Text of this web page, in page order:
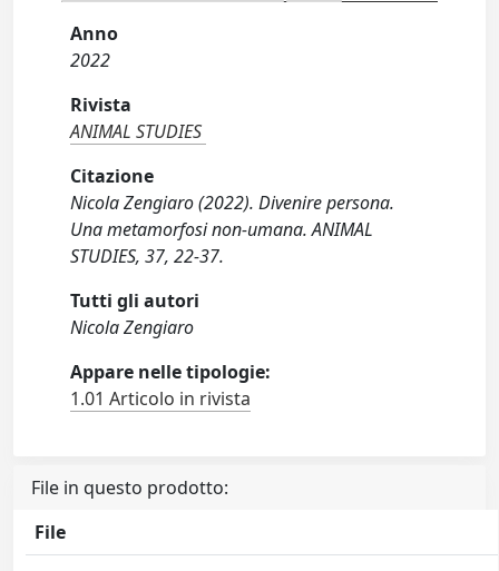
Anno
2022
Rivista
ANIMAL STUDIES
Citazione
Nicola Zengiaro (2022). Divenire persona.
Una metamorfosi non-umana. ANIMAL
STUDIES, 37, 22-37.
Tutti gli autori
Nicola Zengiaro
Appare nelle tipologie:
1.01 Articolo in rivista
File in questo prodotto:
File